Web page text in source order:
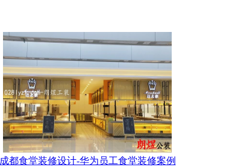
成都食堂装修设计-华为员工食堂装修案例